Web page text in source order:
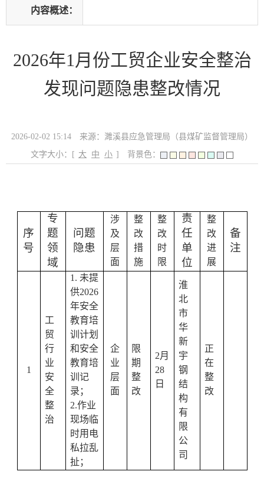
内容概述：
2026年1月份工贸企业安全整治
发现问题隐患整改情况
2026-02-02 15:14
来源：濉溪县应急管理局（县煤矿监督管理局）
文字大小：[ 大 中 小 ] 背景色：
序
号
专
题
领
域
问题
隐患
涉
及
层
面
整
改
措
施
整
改
时
限
责
任
单
位
整
改
进
展
备
注
1
工
贸
行
业
安
全
整
治
1. 未提
供2026
年安全
教育培
训计划
和安全
教育培
训记
录；
2.作业
现场临
时用电
私拉乱
扯；
企
业
层
面
限
期
整
改
2月
28
日
淮
北
市
华
新
宇
钢
结
构
有
限
公
司
正
在
整
改